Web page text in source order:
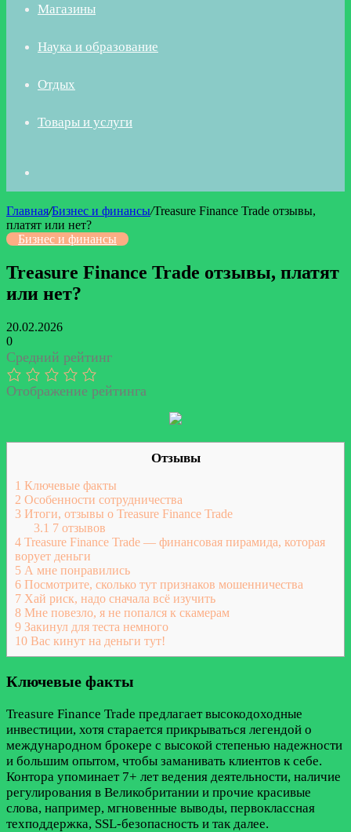
Магазины
Наука и образование
Отдых
Товары и услуги
Главная/Бизнес и финансы/Treasure Finance Trade отзывы,
платят или нет?
Бизнес и финансы
Treasure Finance Trade отзывы, платят
или нет?
20.02.2026
0
Средний рейтинг
Отображение рейтинга
Отзывы
1 Ключевые факты
2 Особенности сотрудничества
3 Итоги, отзывы о Treasure Finance Trade
3.1 7 отзывов
4 Treasure Finance Trade — финансовая пирамида, которая
ворует деньги
5 А мне понравились
6 Посмотрите, сколько тут признаков мошенничества
7 Хай риск, надо сначала всё изучить
8 Мне повезло, я не попался к скамерам
9 Закинул для теста немного
10 Вас кинут на деньги тут!
Ключевые факты
Treasure Finance Trade предлагает высокодоходные
инвестиции, хотя старается прикрываться легендой о
международном брокере с высокой степенью надежности
и большим опытом, чтобы заманивать клиентов к себе.
Контора упоминает 7+ лет ведения деятельности, наличие
регулирования в Великобритании и прочие красивые
слова, например, мгновенные выводы, первоклассная
техподдержка, SSL-безопасность и так далее.